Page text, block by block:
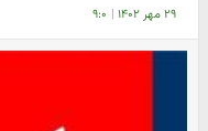
۲۹ مهر ۱۴۰۲ | ۹:۰